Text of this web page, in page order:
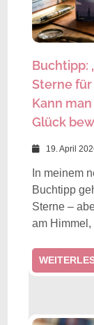
Buchtipp:
Sterne für
Kann
Glück
19. April
In meinem
Buchtipp
Sterne –
am